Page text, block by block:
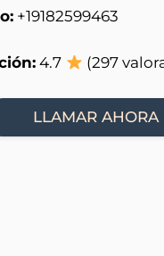
+19182599463
4.7 (297
LLAMAR AHORA